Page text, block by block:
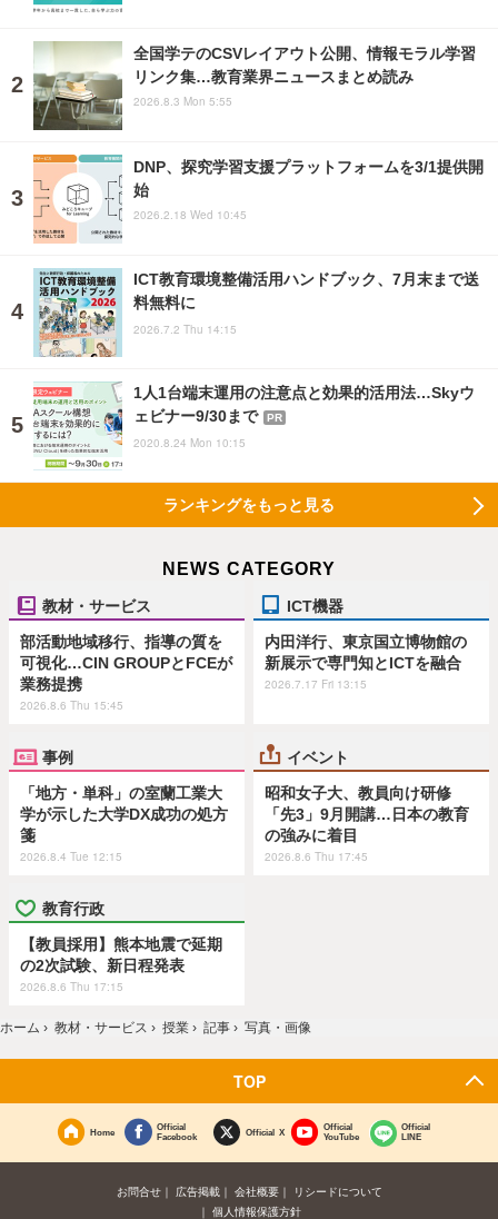
全国学テのCSVレイアウト公開、情報モラル学習
リンク集…教育業界ニュースまとめ読み
2026.8.3 Mon 5:55
DNP、探究学習支援プラットフォームを3/1提供開
始
2026.2.18 Wed 10:45
ICT教育環境整備活用ハンドブック、7月末まで送
料無料に
2026.7.2 Thu 14:15
1人1台端末運用の注意点と効果的活用法…Skyウ
ェビナー9/30まで
PR
2020.8.24 Mon 10:15
ランキングをもっと見る
NEWS CATEGORY
教材・サービス
部活動地域移行、指導の質を
可視化…CIN GROUPとFCEが
業務提携
2026.8.6 Thu 15:45
ICT機器
内田洋行、東京国立博物館の
新展示で専門知とICTを融合
2026.7.17 Fri 13:15
事例
「地方・単科」の室蘭工業大
学が示した大学DX成功の処方
箋
2026.8.4 Tue 12:15
イベント
昭和女子大、教員向け研修
「先3」9月開講…日本の教育
の強みに着目
2026.8.6 Thu 17:45
教育行政
【教員採用】熊本地震で延期
の2次試験、新日程発表
2026.8.6 Thu 17:15
ホーム › 教材・サービス › 授業 › 記事 › 写真・画像
TOP
Home
Official
Facebook
Official X
Official
YouTube
Official
LINE
お問合せ 広告掲載 会社概要
リシードについて
個人情報保護方針